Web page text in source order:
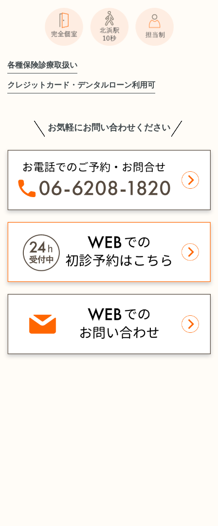
各種保険診療取扱い
クレジットカード・デンタルローン利用可
お気軽にお問い合わせください